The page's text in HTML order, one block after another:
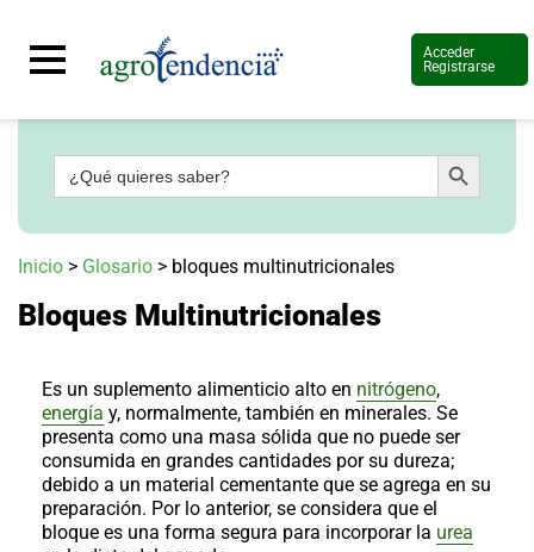
Acceder
Registrarse
Señal
en
más
Agrotendencia
Planes
Glosario
Agroshow
Regístrate
suscríbete
al
Contáctenos
Buscar: Botón de búsqueda
Inicio > Glosario > bloques multinutricionales
Bloques Multinutricionales
Es un suplemento alimenticio alto en nitrógeno,
energía y, normalmente, también en minerales. Se
presenta como una masa sólida que no puede ser
consumida en grandes cantidades por su dureza;
debido a un material cementante que se agrega en su
preparación. Por lo anterior, se considera que el
bloque es una forma segura para incorporar la urea